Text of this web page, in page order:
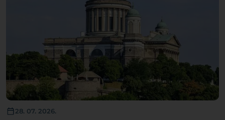
28. 07. 2026.